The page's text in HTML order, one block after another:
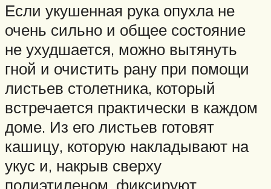
Если укушенная рука опухла не
очень сильно и общее состояние
не ухудшается, можно вытянуть
гной и очистить рану при помощи
листьев столетника, который
встречается практически в каждом
доме. Из его листьев готовят
кашицу, которую накладывают на
укус и, накрыв сверху
полиэтиленом, фиксируют